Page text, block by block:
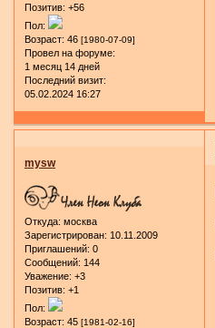
Позитив: +56
Пол:
Возраст: 46 [1980-07-09]
Провел на форуме:
1 месяц 14 дней
Последний визит:
05.02.2024 16:27
mysw
Откуда: москва
Зарегистрирован: 10.11.2009
Приглашений: 0
Сообщений: 144
Уважение: +3
Позитив: +1
Пол:
Возраст: 45 [1981-02-16]